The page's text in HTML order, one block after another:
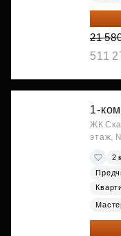
18
21
511
1-
ЖК
этаж,
2
18